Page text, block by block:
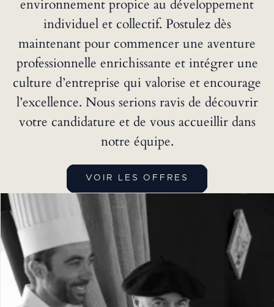
environnement propice au développement
individuel et collectif. Postulez dès
maintenant pour commencer une aventure
professionnelle enrichissante et intégrer une
culture d’entreprise qui valorise et encourage
l’excellence. Nous serions ravis de découvrir
votre candidature et de vous accueillir dans
notre équipe.
VOIR LES OFFRES